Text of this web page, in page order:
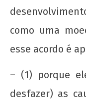
UNE na luta:
agosto
de
2012
como uma
esse acordo é
– (1) porque
desfazer) as